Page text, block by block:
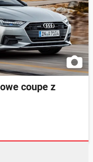
coupe z